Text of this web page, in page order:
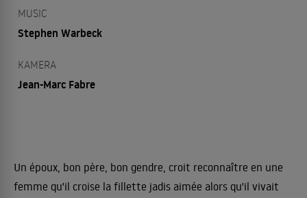
MUSIC
Stephen Warbeck
KAMERA
Jean-Marc Fabre
Un époux, bon père, bon gendre, croit reconnaître en une
femme qu'il croise la fillette jadis aimée alors qu'il vivait